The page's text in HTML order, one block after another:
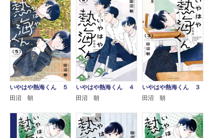
いやはや熱海くん ５
田沼 朝
いやはや熱海くん ４
田沼 朝
いやはや熱海くん ３
田沼 朝